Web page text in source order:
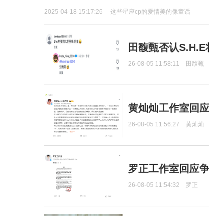
2025-04-18 15:17:26 这些星座cp的爱情美的像童话
田馥甄否认
26-08-05 11:58:11 田馥甄
黄灿灿工作室回
26-08-05 11:56:27 黄灿灿
罗正工作室回应
26-08-05 11:54:32 罗正